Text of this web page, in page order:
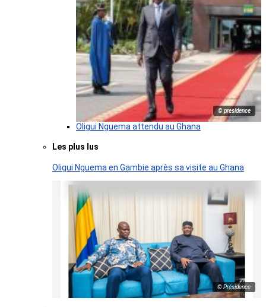
© presidence
Oligui Nguema attendu au Ghana
Les plus lus
Oligui Nguema en Gambie après sa visite au Ghana
© Présidence